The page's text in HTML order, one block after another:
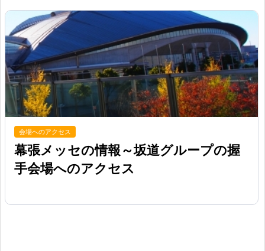
会場へのアクセス
幕張メッセの情報～坂道グループの握
手会場へのアクセス